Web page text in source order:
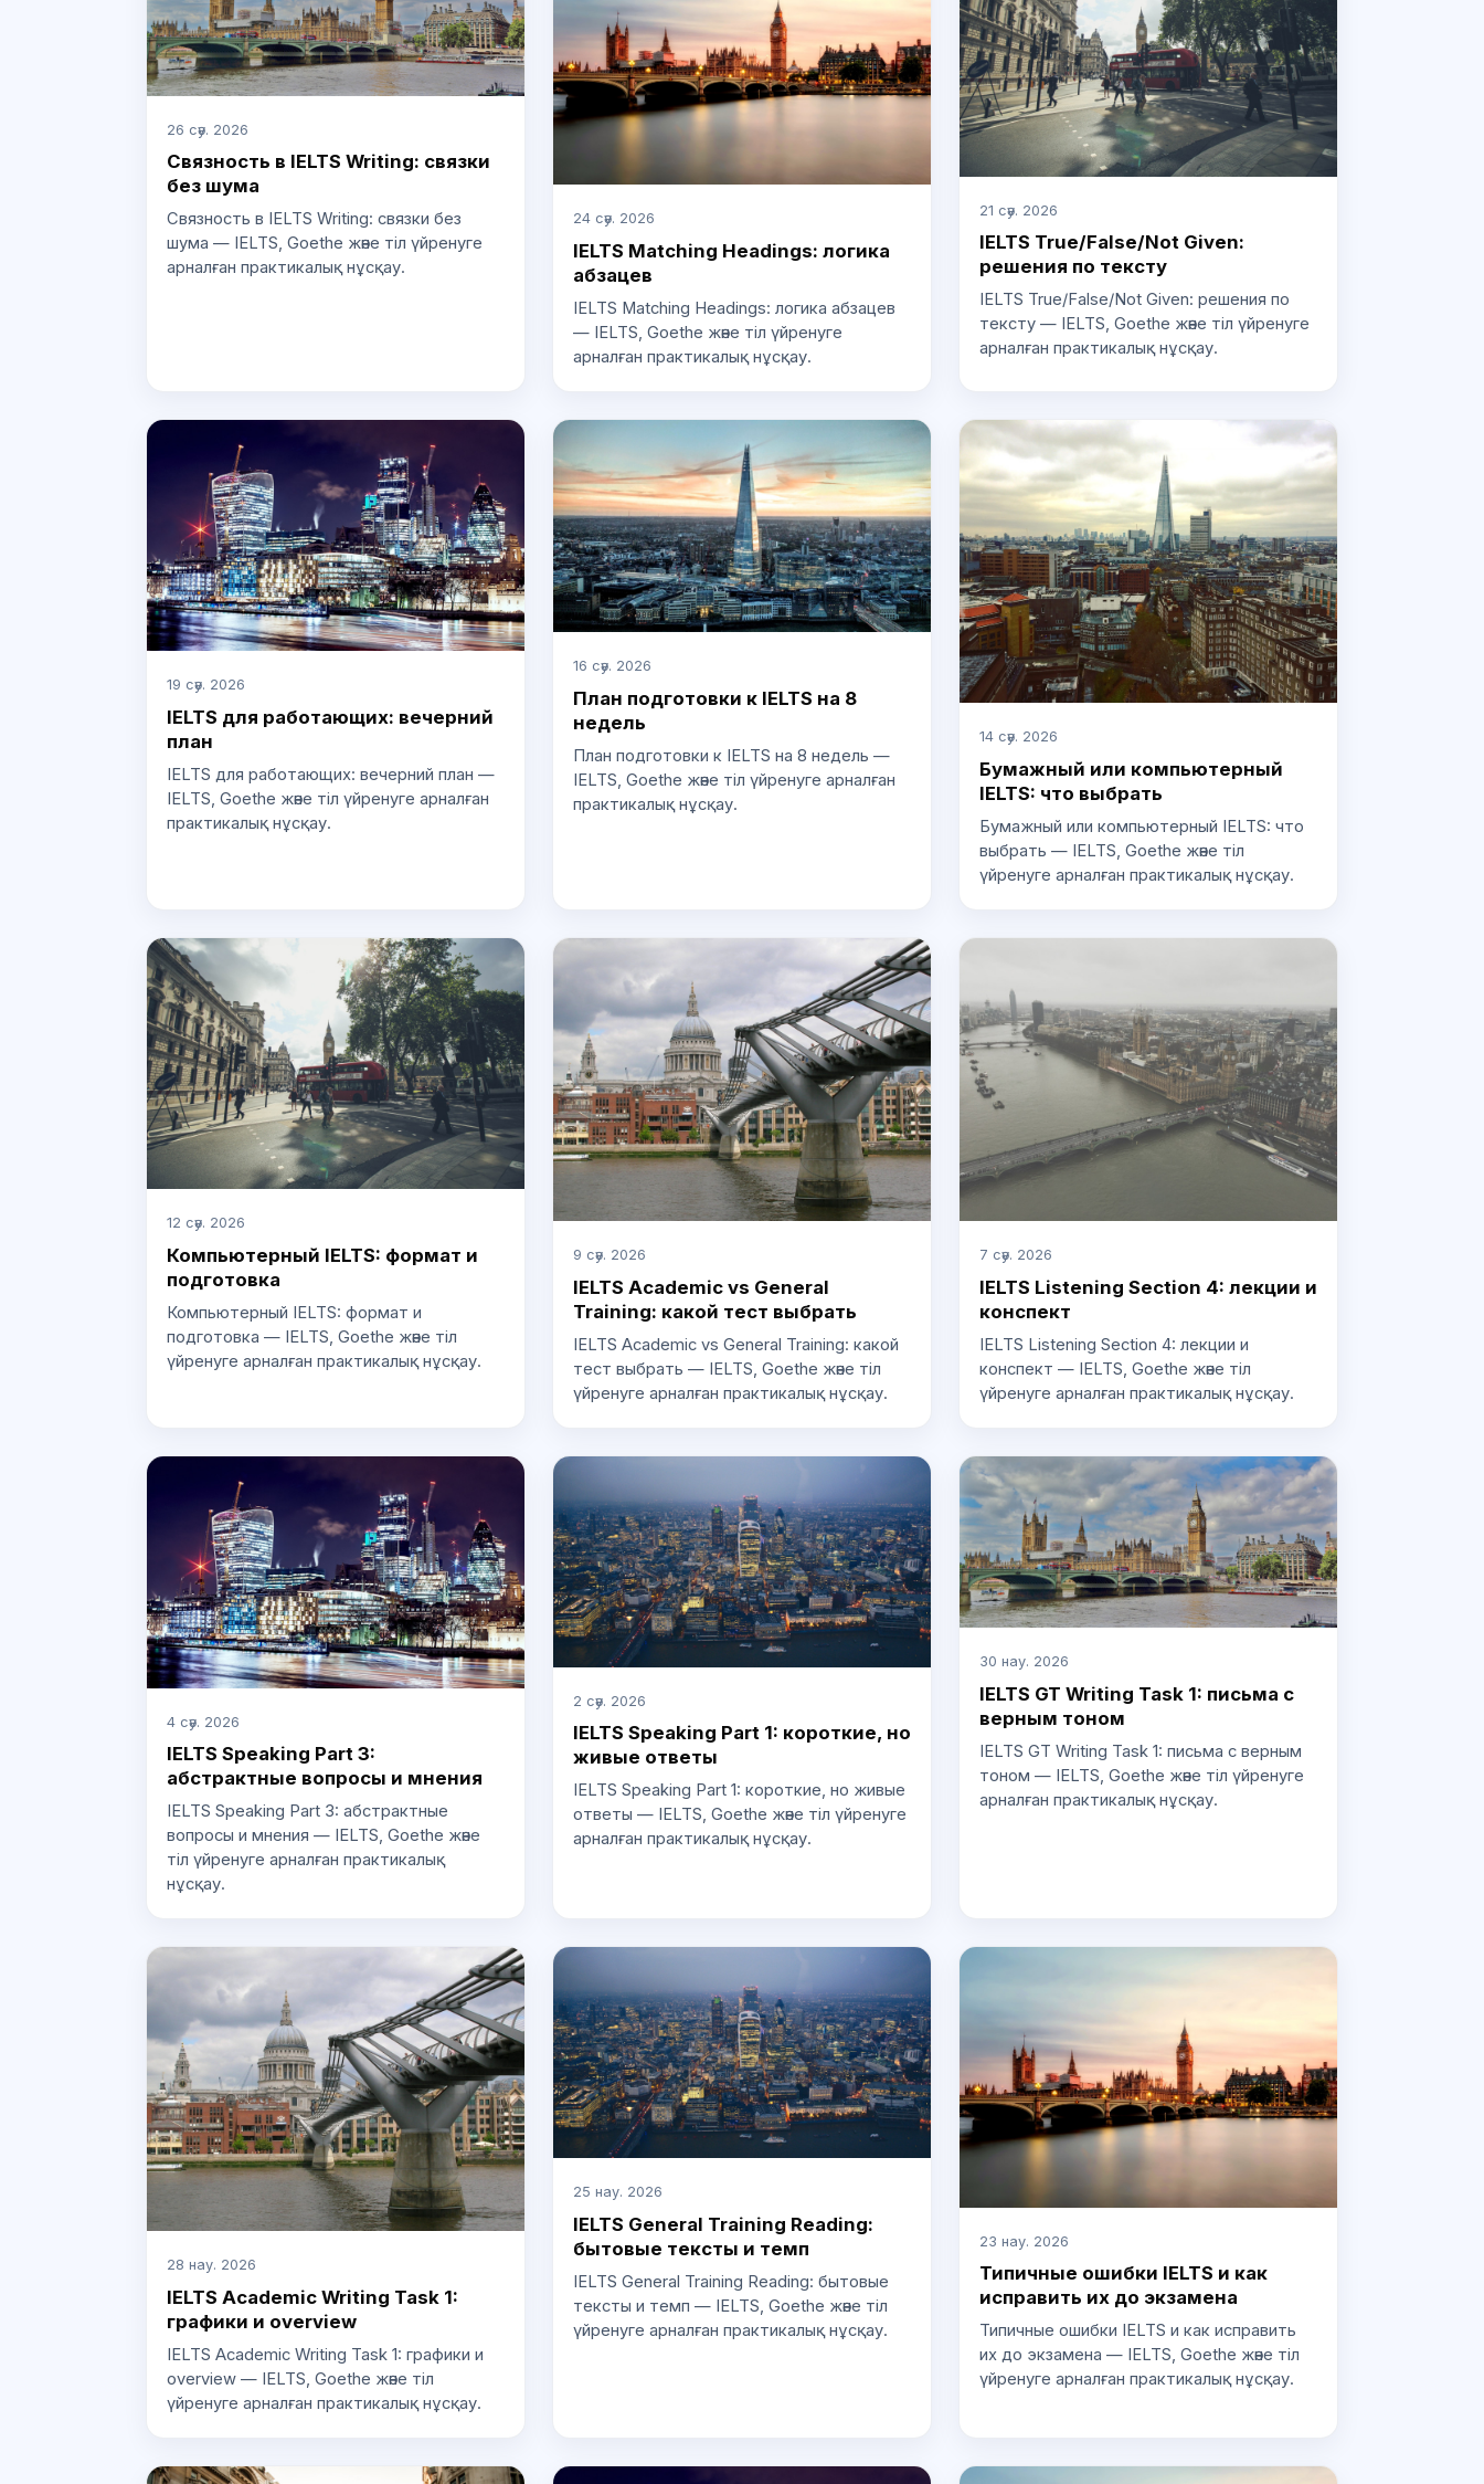
26 сәу. 2026
Связность в IELTS Writing: связки
без шума
Связность в IELTS Writing: связки без
шума — IELTS, Goethe және тіл үйренуге
арналған практикалық нұсқау.
24 сәу. 2026
IELTS Matching Headings: логика
абзацев
IELTS Matching Headings: логика абзацев
— IELTS, Goethe және тіл үйренуге
арналған практикалық нұсқау.
21 сәу. 2026
IELTS True/False/Not Given:
решения по тексту
IELTS True/False/Not Given: решения по
тексту — IELTS, Goethe және тіл үйренуге
арналған практикалық нұсқау.
19 сәу. 2026
IELTS для работающих: вечерний
план
IELTS для работающих: вечерний план —
IELTS, Goethe және тіл үйренуге арналған
практикалық нұсқау.
16 сәу. 2026
План подготовки к IELTS на 8
недель
План подготовки к IELTS на 8 недель —
IELTS, Goethe және тіл үйренуге арналған
практикалық нұсқау.
14 сәу. 2026
Бумажный или компьютерный
IELTS: что выбрать
Бумажный или компьютерный IELTS: что
выбрать — IELTS, Goethe және тіл
үйренуге арналған практикалық нұсқау.
12 сәу. 2026
Компьютерный IELTS: формат и
подготовка
Компьютерный IELTS: формат и
подготовка — IELTS, Goethe және тіл
үйренуге арналған практикалық нұсқау.
9 сәу. 2026
IELTS Academic vs General
Training: какой тест выбрать
IELTS Academic vs General Training: какой
тест выбрать — IELTS, Goethe және тіл
үйренуге арналған практикалық нұсқау.
7 сәу. 2026
IELTS Listening Section 4: лекции и
конспект
IELTS Listening Section 4: лекции и
конспект — IELTS, Goethe және тіл
үйренуге арналған практикалық нұсқау.
4 сәу. 2026
IELTS Speaking Part 3:
абстрактные вопросы и мнения
IELTS Speaking Part 3: абстрактные
вопросы и мнения — IELTS, Goethe және
тіл үйренуге арналған практикалық
нұсқау.
2 сәу. 2026
IELTS Speaking Part 1: короткие, но
живые ответы
IELTS Speaking Part 1: короткие, но живые
ответы — IELTS, Goethe және тіл үйренуге
арналған практикалық нұсқау.
30 нау. 2026
IELTS GT Writing Task 1: письма с
верным тоном
IELTS GT Writing Task 1: письма с верным
тоном — IELTS, Goethe және тіл үйренуге
арналған практикалық нұсқау.
28 нау. 2026
IELTS Academic Writing Task 1:
графики и overview
IELTS Academic Writing Task 1: графики и
overview — IELTS, Goethe және тіл
үйренуге арналған практикалық нұсқау.
25 нау. 2026
IELTS General Training Reading:
бытовые тексты и темп
IELTS General Training Reading: бытовые
тексты и темп — IELTS, Goethe және тіл
үйренуге арналған практикалық нұсқау.
23 нау. 2026
Типичные ошибки IELTS и как
исправить их до экзамена
Типичные ошибки IELTS и как исправить
их до экзамена — IELTS, Goethe және тіл
үйренуге арналған практикалық нұсқау.